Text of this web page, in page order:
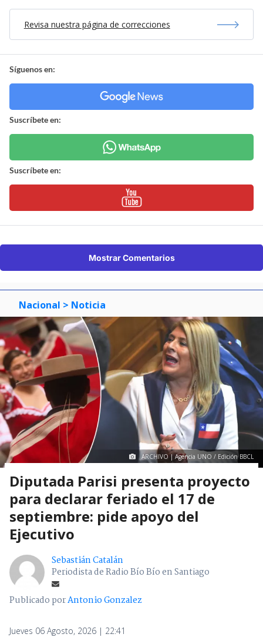
Revisa nuestra página de correcciones
Síguenos en:
Suscríbete en:
Suscríbete en:
Mostrar Comentarios
Nacional > Noticia
ARCHIVO | Agencia UNO / Edición BBCL
Diputada Parisi presenta proyecto
para declarar feriado el 17 de
septiembre: pide apoyo del
Ejecutivo
Sebastián Catalán
Periodista de Radio Bío Bío en Santiago
Publicado porAntonio Gonzalez
Jueves 06 Agosto, 2026 | 22:41